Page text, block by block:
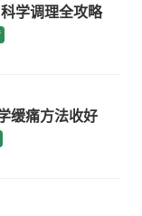
学调理全攻略
缓痛方法收好